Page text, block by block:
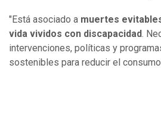
"Está asociado a muertes
vida vividos con discapacidad.
intervenciones, políticas y
sostenibles para reducir el